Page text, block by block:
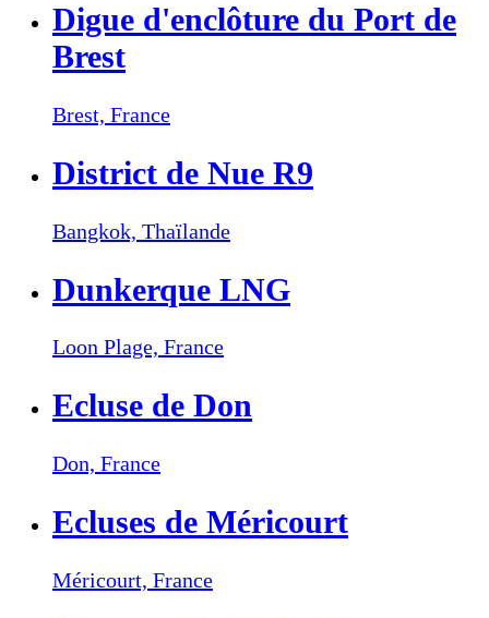
Digue d'enclôture du Port de
Brest
Brest, France
District de Nue R9
Bangkok, Thaïlande
Dunkerque LNG
Loon Plage, France
Ecluse de Don
Don, France
Ecluses de Méricourt
Méricourt, France